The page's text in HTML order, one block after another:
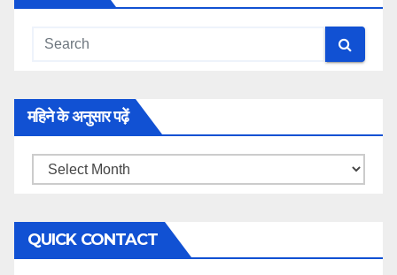
महिने के अनुसार पढ़ें
महिने
अनुसार
पढ़ें
QUICK CONTACT